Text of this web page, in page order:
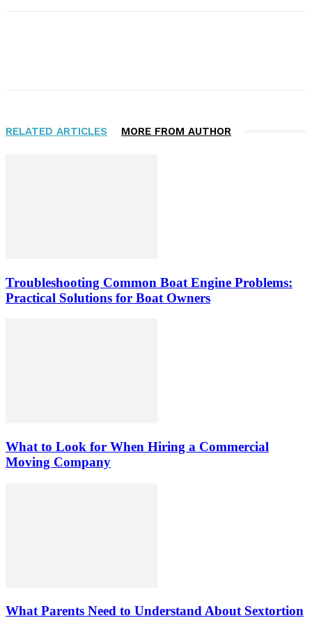
RELATED ARTICLES MORE FROM AUTHOR
Troubleshooting Common Boat Engine Problems:
Practical Solutions for Boat Owners
What to Look for When Hiring a Commercial
Moving Company
What Parents Need to Understand About Sextortion